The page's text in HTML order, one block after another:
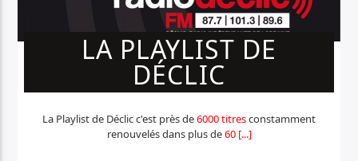
LA PLAYLIST DE
DÉCLIC
La Playlist de Déclic c'est près de6000 titresconstamment
renouvelés dans plus de60 [...]